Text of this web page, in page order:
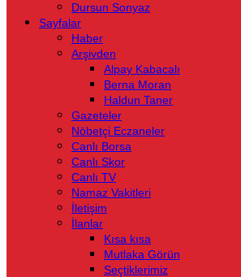
Dursun Sonyaz
Sayfalar
Haber
Arşivden
Alpay Kabacalı
Berna Moran
Haldun Taner
Gazeteler
Nöbetçi Eczaneler
Canlı Borsa
Canlı Skor
Canlı TV
Namaz Vakitleri
İletişim
İlanlar
Kısa kısa
Mutlaka Görün
Seçtiklerimiz